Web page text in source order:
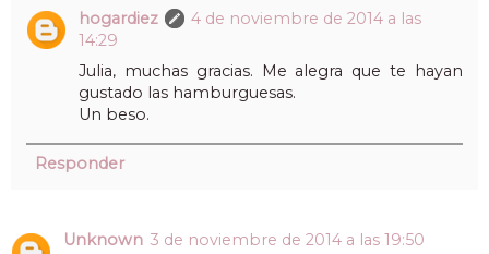
hogardiez
4 de noviembre de 2014 a las
14:29
Julia, muchas gracias. Me alegra que te hayan
gustado las hamburguesas.
Un beso.
Responder
Unknown 3 de noviembre de 2014 a las 19:50